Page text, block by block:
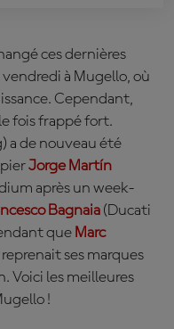
ces dernières
à Mugello, où
Cependant,
fois frappé fort.
a de nouveau été
Jorge Martín
après un week-
Bagnaia (Ducati
que Marc
reprenait ses marques
Voici les meilleures
!